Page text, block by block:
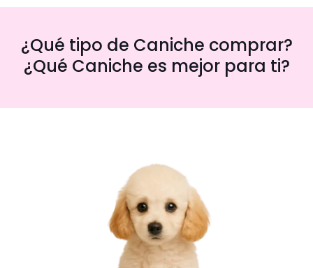
¿Qué tipo de Caniche comprar?
¿Qué Caniche es mejor para ti?